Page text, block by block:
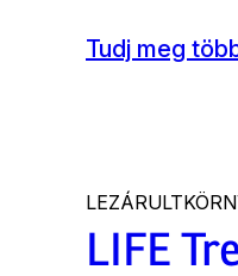
Tudj meg
LEZÁRULT
LIFE